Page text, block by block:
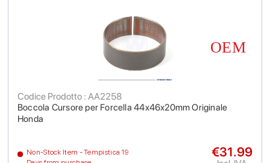
Boccola Cursore per Forcella 44x46x20mm Originale
Honda
Codice Prodotto : AA2258
Non-Stock Item - Tempistica 19
€31.99